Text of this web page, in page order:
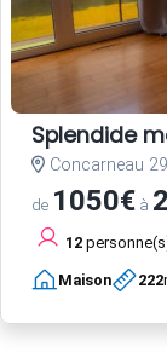
Splendide
Concarneau
de 1050€ à
12
Maison 222